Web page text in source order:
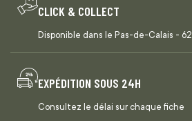
CLICK & COLLECT
Disponible dans le Pas-de-Calais - 62
EXPÉDITION SOUS 24H
Consultez le délai sur chaque fiche